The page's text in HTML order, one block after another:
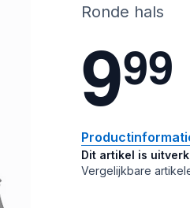
Ronde hals
999
Dit artikel is
Vergelijkbare